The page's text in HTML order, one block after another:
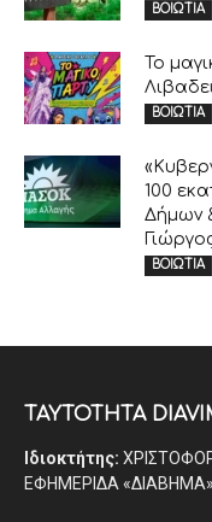
ΒΟΙΩΤΙΑ
Το
ΒΟΙΩΤΙΑ
100
Δήμων
ΒΟΙΩΤΙΑ
ΤΑΥΤΟΤΗΤΑ
Ιδιοκτήτης:
ΕΦΗΜΕΡΙΔΑ «ΔΙΑΒΗΜΑ»